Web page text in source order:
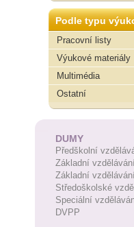
Podle typu
Pracovní listy
Výukové materiály
Multimédia
Ostatní
DUMY
Předškolní
Základní
Základní
Středoškolské
Speciální
DVPP